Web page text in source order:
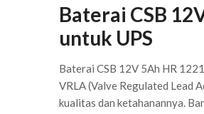
Baterai CSB
untuk UPS
Baterai CSB 12V 5Ah HR
VRLA (Valve Regulated Lead
kualitas dan ketahanannya.